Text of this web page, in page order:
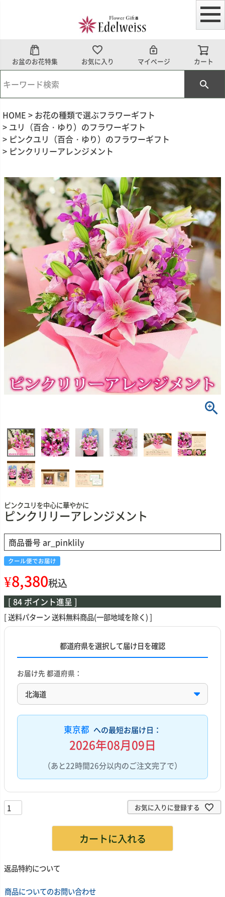
お盆のお花特集 お気に入り マイページ カート
HOME
お花の種類で選ぶフラワーギフト
ユリ（百合・ゆり）のフラワーギフト
ピンクユリ（百合・ゆり）のフラワーギフト
ピンクリリーアレンジメント
ピンクユリを中心に華やかに
ピンクリリーアレンジメント
商品番号 ar_pinklily
クール便でお届け
¥8,380税込
[ 84 ポイント進呈 ]
送料パターン送料無料商品(一部地域を除く)
都道府県を選択して届け日を確認
お届け先 都道府県：
東京都 への最短お届け日：
2026年08月09日
（あと22時間26分以内のご注文完了で）
お気に入りに登録する
カートに入れる
返品特約について
商品についてのお問い合わせ